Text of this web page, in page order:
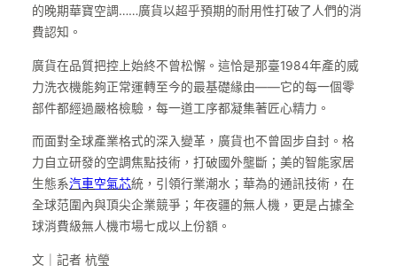
的晚期華寶空調……廣貨以超乎預期的耐用性打破了人們的消
費認知。
廣貨在品質把控上始終不曾松懈。這恰是那臺1984年產的威
力洗衣機能夠正常運轉至今的最基礎緣由——它的每一個零
部件都經過嚴格檢驗，每一道工序都凝集著匠心精力。
而面對全球產業格式的深入變革，廣貨也不曾固步自封。格
力自立研發的空調焦點技術，打破國外壟斷；美的智能家居
生態系汽車空氣芯統，引領行業潮水；華為的通訊技術，在
全球范圍內與頂尖企業競爭；年夜疆的無人機，更是占據全
球消費級無人機市場七成以上份額。
文｜記者 杭瑩